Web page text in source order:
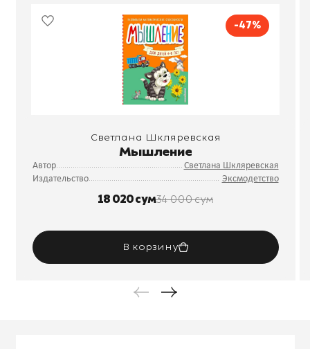
-47%
Светлана Шкляревская
Мышление
Автор
Светлана Шкляревская
Издательство
Эксмодетство
18 020 сум34 000 сум
В корзину